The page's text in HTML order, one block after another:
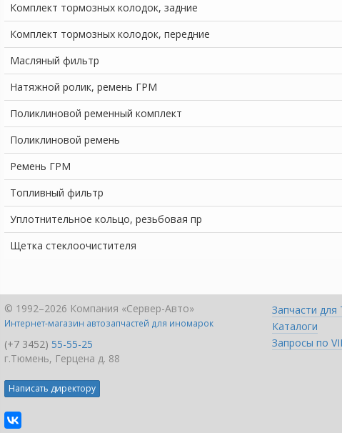
Комплект тормозных колодок, задние
Комплект тормозных колодок, передние
Масляный фильтр
Натяжной ролик, ремень ГРМ
Поликлиновой ременный комплект
Поликлиновой ремень
Ремень ГРМ
Топливный фильтр
Уплотнительное кольцо, резьбовая пр
Щетка стеклоочистителя
Запчасти для
Каталоги
Запросы по
© 1992–2026 Компания «Сервер-Авто»
Интернет-магазин автозапчастей для иномарок
(+7 3452) 55-55-25
г.Тюмень, Герцена д. 88
Написать директору